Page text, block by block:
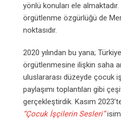
yönlü konuları ele
örgütlenme özgürlüğü de
noktasıdır.
2020 yılından bu yana;
örgütlenmesine ilişkin saha
uluslararası düzeyde çocuk
paylaşımı toplantıları gibi
gerçekleştirdik. Kasım
“Çocuk İşçilerin Sesleri”